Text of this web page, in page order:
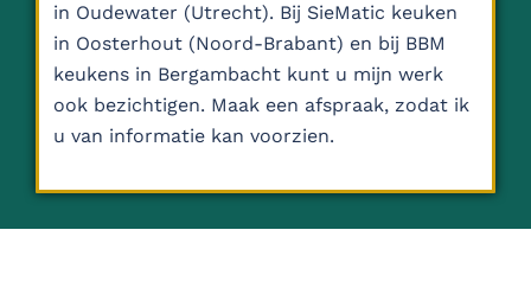
in Oudewater (Utrecht). Bij SieMatic keuken
in Oosterhout (Noord-Brabant) en bij BBM
keukens in Bergambacht kunt u mijn werk
ook bezichtigen. Maak een afspraak, zodat ik
u van informatie kan voorzien.